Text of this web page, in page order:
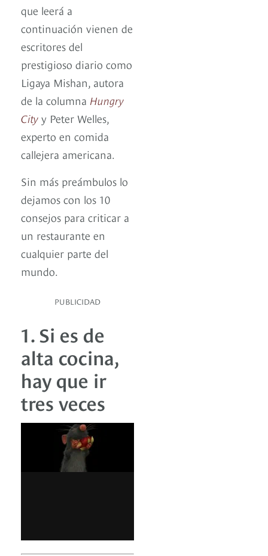
que leerá a
continuación vienen de
escritores del
prestigioso diario como
Ligaya Mishan, autora
de la columna Hungry
City y Peter Welles,
experto en comida
callejera americana.
Sin más preámbulos lo
dejamos con los 10
consejos para criticar a
un restaurante en
cualquier parte del
mundo.
PUBLICIDAD
1. Si es de
alta cocina,
hay que ir
tres veces